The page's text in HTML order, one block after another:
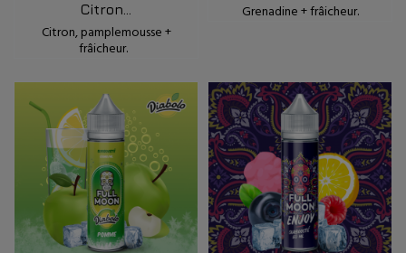
Citron...
Citron, pamplemousse +
frâicheur.
Grenadine + frâicheur.